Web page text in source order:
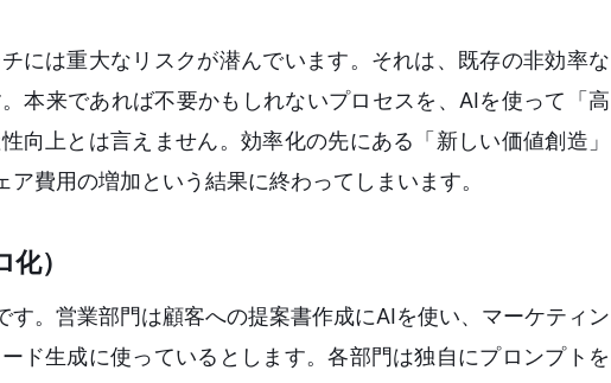
には重大なリスクが潜んでいます。それは、既存の非効率な
本来であれば不要かもしれないプロセスを、AIを使って「高
向上とは言えません。効率化の先にある「新しい価値創造」
費用の増加という結果に終わってしまいます。
）
。営業部門は顧客への提案書作成にAIを使い、マーケティン
ド生成に使っているとします。各部門は独自にプロンプトを